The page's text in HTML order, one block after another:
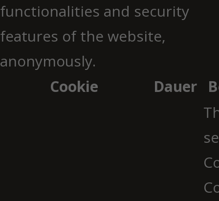
functionalities and security
features of the website,
anonymously.
Cookie
Dauer